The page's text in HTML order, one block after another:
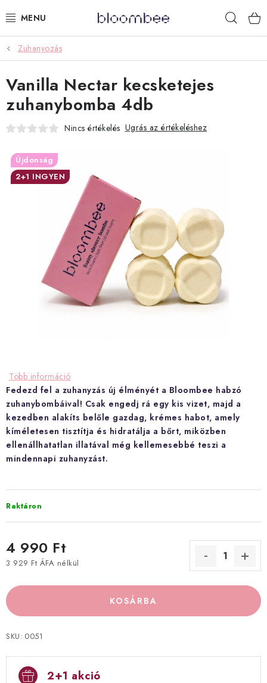
tartalomhoz
KÁDFÜRDŐZÉS
AJÁNDÉKCSOMAGOK
ZUHANYOZÁS
GYEREKEKNEK
LIMITÁLT TERMÉKEK
LÉPJ VELÜNK KAPCSOLATBA
Hogyan vásárolj? Általános szerződési feltételek
Blog
Visszatérítés és termékvisszaküldés
Ismerd meg a Bloombeet!
Zuhanyozás
Több információ
Fedezd fel a zuhanyzás új élményét a Bloombee habzó
zuhanybombáival! Csak engedj rá egy kis vizet, majd a
kezedben alakíts belőle gazdag, krémes habot, amely
kíméletesen tisztítja és hidratálja a bőrt, miközben
ellenállhatatlan illatával még kellemesebbé teszi a
mindennapi zuhanyzást.
Raktáron
4 990 Ft
3 929 Ft ÁFA nélkül
KOSÁRBA
SKU: 0051
2+1 akció
Vanilla Nectar kecsketejes
zuhanybomba 4db
Nincs értékelés Ugrás az értékeléshez
Újdonság
2+1 INGYEN